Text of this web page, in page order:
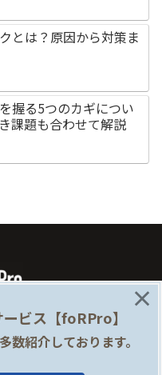
とは？原因から対策ま
握る5つのカギについ
課題も合わせて解説
企業様はこちら
利用規約
ビス【foRPro】
紹介しております。
×